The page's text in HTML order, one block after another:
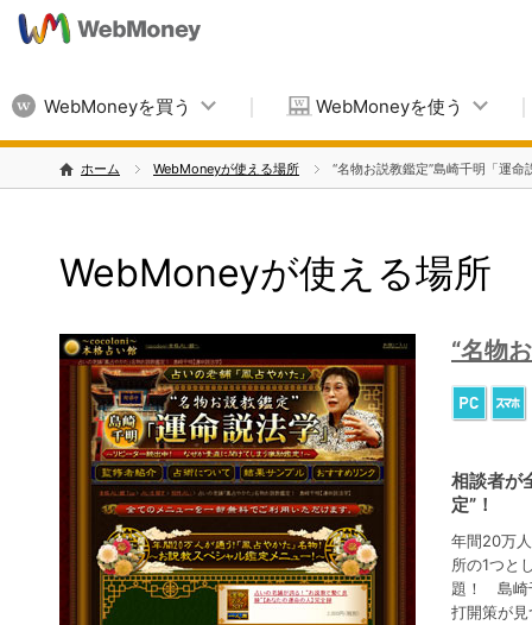
WebMoneyを買う WebMoneyを使う
ホーム WebMoneyが使える場所 “名物お説教鑑定”島崎千明「運命
WebMoneyが使える場所
“名物
相談者が
定”！
年間20万
所の1つと
題！ 島崎
打開策が